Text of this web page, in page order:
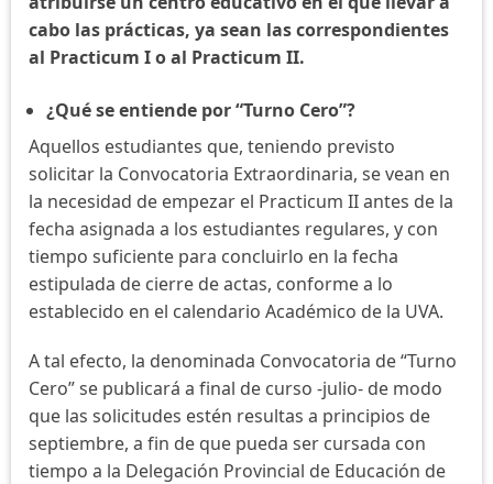
cabo las prácticas, ya sean las correspondientes
al Practicum I o al Practicum II.
¿Qué se entiende por “Turno Cero”?
Aquellos estudiantes que, teniendo previsto
solicitar la Convocatoria Extraordinaria, se vean en
la necesidad de empezar el Practicum II antes de la
fecha asignada a los estudiantes regulares, y con
tiempo suficiente para concluirlo en la fecha
estipulada de cierre de actas, conforme a lo
establecido en el calendario Académico de la UVA.
A tal efecto, la denominada Convocatoria de “Turno
Cero” se publicará a final de curso -julio- de modo
que las solicitudes estén resultas a principios de
septiembre, a fin de que pueda ser cursada con
tiempo a la Delegación Provincial de Educación de